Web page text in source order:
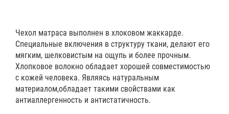
Чехол матраса выполнен в хлоковом жаккарде.
Специальные включения в структуру ткани, делают его
мягким, шелковистым на ощупь и более прочным.
Хлопковое волокно обладает хорошей совместимостью
с кожей человека. Являясь натуральным
материалом,обладает такими свойствами как
антиаллергенность и антистатичность.